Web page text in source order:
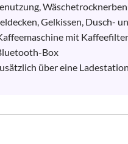
Gelkissen, Dusch-
mit
Box
über eine